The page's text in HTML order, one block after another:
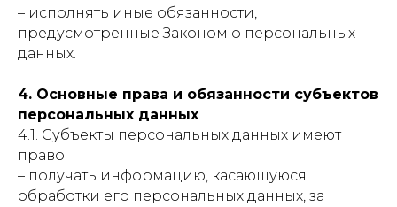
– исполнять иные обязанности,
предусмотренные Законом о персональных
данных.
4. Основные права и обязанности субъектов
персональных данных
4.1. Субъекты персональных данных имеют
право:
– получать информацию, касающуюся
обработки его персональных данных, за